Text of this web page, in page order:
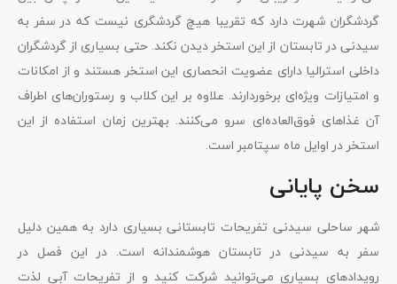
گردشگران شهرت دارد که تقریبا هیچ گردشگری نیست که در سفر به
سیدنی در تابستان از این استخر دیدن نکند. حتی بسیاری از گردشگران
داخلی استرالیا دارای عضویت انحصاری این استخر هستند و از امکانات
و امتیازات ویژه‌ای برخوردارند. علاوه بر این کلاب و رستوران‌های اطراف
آن غذاهای فوق‌العاده‌ای سرو می‌کنند. بهترین زمان استفاده از این
استخر در اوایل ماه سپتامبر است.
سخن پایانی
شهر ساحلی سیدنی تفریحات تابستانی بسیاری دارد به همین دلیل
سفر به سیدنی در تابستان هوشمندانه است. در این فصل در
رویدادهای بسیاری می‌توانید شرکت کنید و از تفریحات آبی لذت